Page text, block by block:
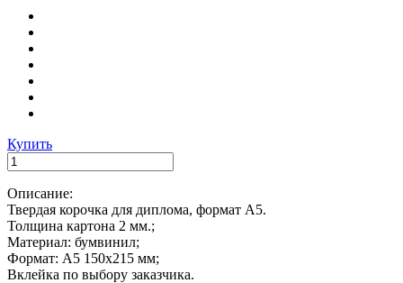
Купить
Описание:
Твердая корочка для диплома, формат А5.
Толщина картона 2 мм.;
Материал: бумвинил;
Формат: А5 150х215 мм;
Вклейка по выбору заказчика.